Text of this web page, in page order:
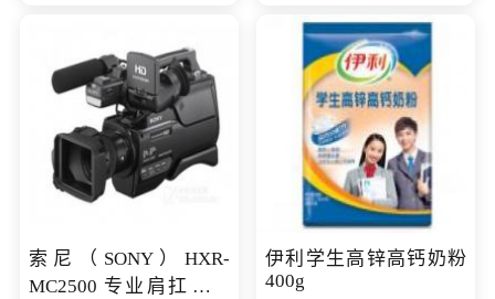
索尼（SONY）HXR-
MC2500 专业肩扛式存
伊利学生高锌高钙奶粉
400g